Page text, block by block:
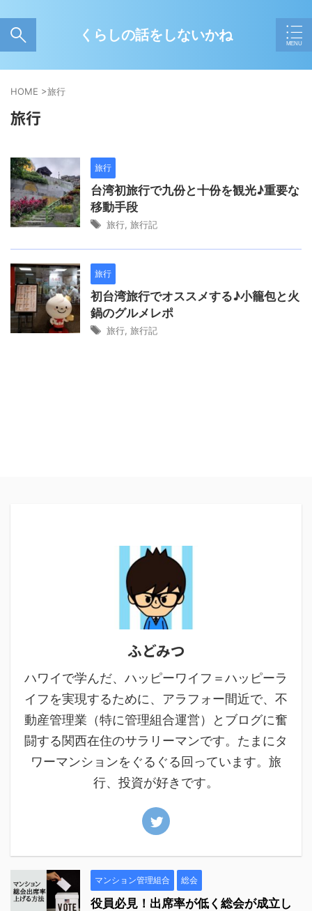
くらしの話をしないかね
HOME >旅行
旅行
旅行
台湾初旅行で九份と十份を観光♪重要な
移動手段
旅行 旅行記
旅行
初台湾旅行でオススメする♪小籠包と火
鍋のグルメレポ
旅行 旅行記
ふどみつ
ハワイで学んだ、ハッピーワイフ＝ハッピーラ
イフを実現するために、アラフォー間近で、不
動産管理業（特に管理組合運営）とブログに奮
闘する関西在住のサラリーマンです。たまにタ
ワーマンションをぐるぐる回っています。旅
行、投資が好きです。
マンション管理組合 総会
役員必見！出席率が低く総会が成立し